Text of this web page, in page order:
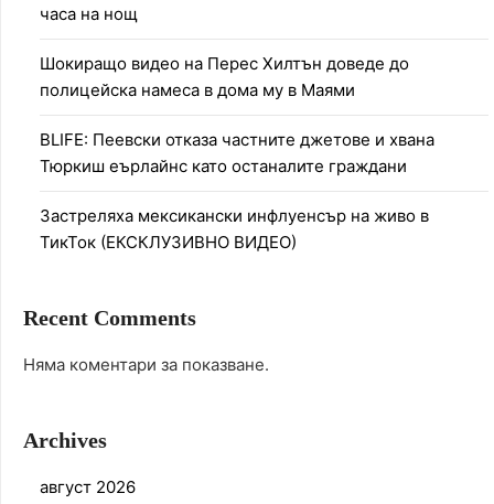
часа на нощ
Шокиращо видео на Перес Хилтън доведе до
полицейска намеса в дома му в Маями
BLIFE: Пеевски отказа частните джетове и хвана
Тюркиш еърлайнс като останалите граждани
Застреляха мексикански инфлуенсър на живо в
ТикТок (ЕКСКЛУЗИВНО ВИДЕО)
Recent Comments
Няма коментари за показване.
Archives
август 2026